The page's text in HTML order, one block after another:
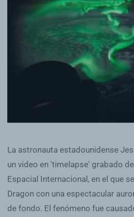
La astronauta estadounidense
un video en 'timelapse' grabado
Espacial Internacional, en el que
Dragon con una espectacular
de fondo. El fenómeno fue